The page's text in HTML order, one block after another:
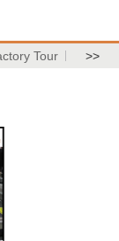
Tour >>